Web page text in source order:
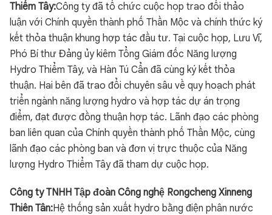
Thiểm Tây:Công ty đã tổ chức cuộc họp trao đổi thảo
luận với Chính quyền thành phố Thần Mộc và chính thức ký
kết thỏa thuận khung hợp tác đầu tư. Tại cuộc họp, Lưu Vĩ,
Phó Bí thư Đảng ủy kiêm Tổng Giám đốc Năng lượng
Hydro Thiểm Tây, và Hàn Tú Cẩn đã cùng ký kết thỏa
thuận. Hai bên đã trao đổi chuyên sâu về quy hoạch phát
triển ngành năng lượng hydro và hợp tác dự án trọng
điểm, đạt được đồng thuận hợp tác. Lãnh đạo các phòng
ban liên quan của Chính quyền thành phố Thần Mộc, cùng
lãnh đạo các phòng ban và đơn vị trực thuộc của Năng
lượng Hydro Thiểm Tây đã tham dự cuộc họp.
Công ty TNHH Tập đoàn Công nghệ Rongcheng Xinneng
Thiên Tân:Hệ thống sản xuất hydro bằng điện phân nước